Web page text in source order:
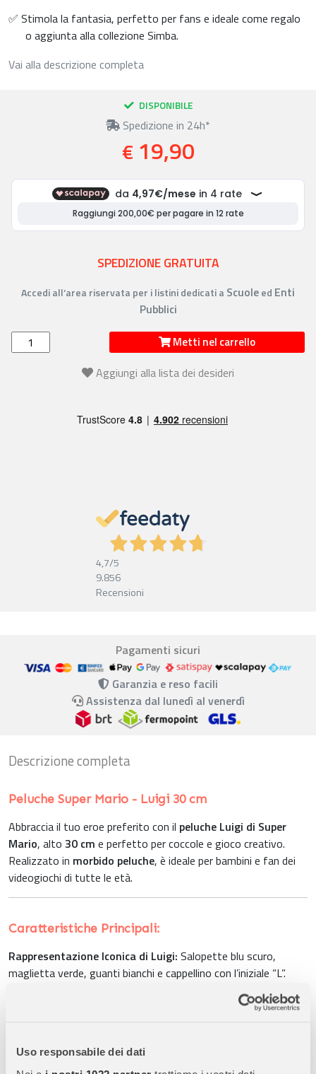
Uso responsabile dei dati
✅ Stimola la fantasia, perfetto per fans e ideale come regalo
o aggiunta alla collezione Simba.
Vai alla descrizione completa
DISPONIBILE
Spedizione in 24h*
€ 19,90
SPEDIZIONE GRATUITA
Accedi all’area riservata per i listini dedicati a Scuoleed Enti
Pubblici
Metti nel carrello
Aggiungi alla lista dei desideri
4,7/5
9.856
Recensioni
Pagamenti sicuri
Garanzia e reso facili
Assistenza dal lunedì al venerdì
Descrizione completa
Peluche Super Mario - Luigi 30 cm
Abbraccia il tuo eroe preferito con il peluche Luigi di Super
Mario, alto 30 cm e perfetto per coccole e gioco creativo.
Realizzato in morbido peluche, è ideale per bambini e fan dei
videogiochi di tutte le età.
Caratteristiche Principali:
Rappresentazione Iconica di Luigi: Salopette blu scuro,
maglietta verde, guanti bianchi e cappellino con l’iniziale “L”.
peluche di alta qualità,
ovunque o aggiungere alla collezione di peluche.